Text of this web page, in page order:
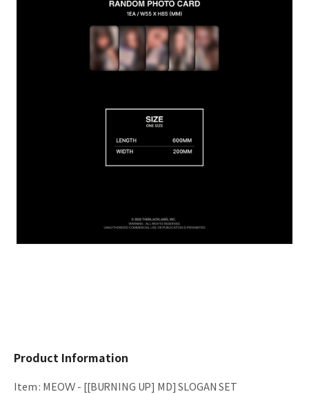
Product Information
Item: MEOVV - [[BURNING UP] MD] SLOGAN SET